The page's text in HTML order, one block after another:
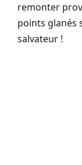
remonter
points glanés
salvateur !